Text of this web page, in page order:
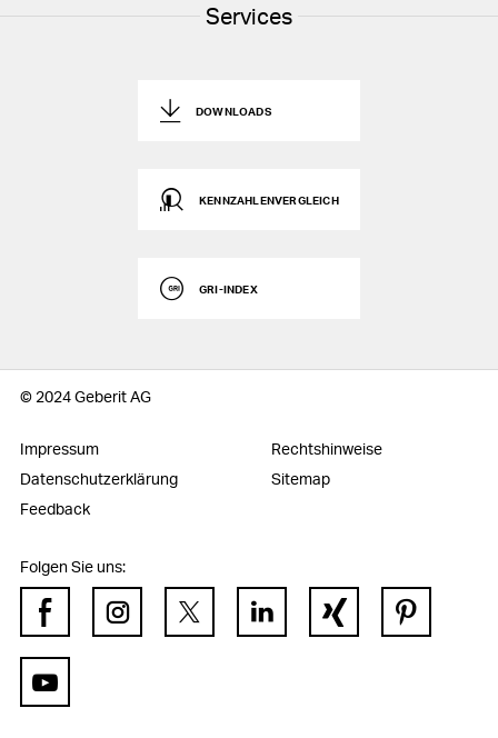
Services
DOWNLOADS
KENNZAHLENVERGLEICH
GRI-INDEX
© 2024 Geberit AG
Impressum
Rechtshinweise
Datenschutzerklärung
Sitemap
Feedback
Folgen Sie uns:
FacebookInstagramTwitter LinkedIn Xing Pinterest
YouTube